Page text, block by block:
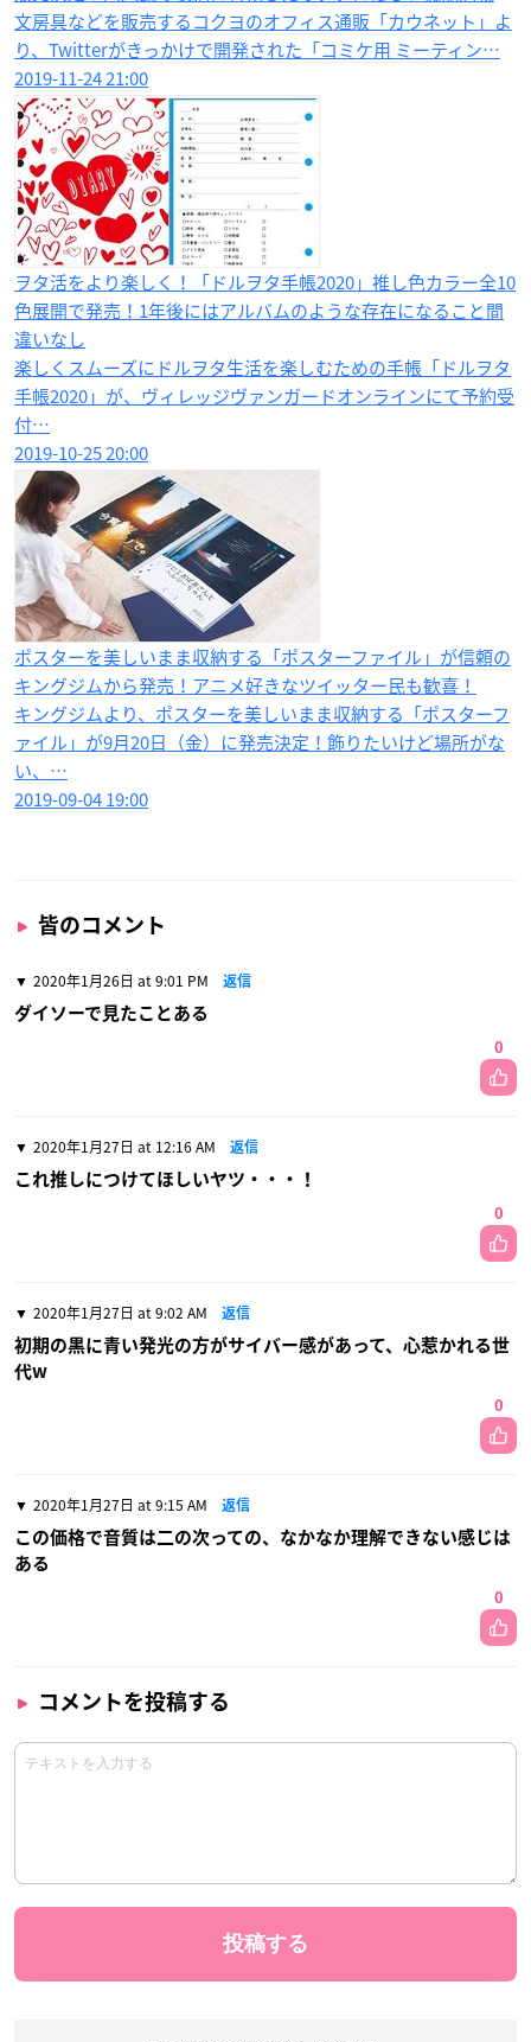
文房具などを販売するコクヨのオフィス通販「カウネット」よ
り、Twitterがきっかけで開発された「コミケ用 ミーティン…
2019-11-24 21:00
ヲタ活をより楽しく！「ドルヲタ手帳2020」推し色カラー全10
色展開で発売！1年後にはアルバムのような存在になること間
違いなし
楽しくスムーズにドルヲタ生活を楽しむための手帳「ドルヲタ
手帳2020」が、ヴィレッジヴァンガードオンラインにて予約受
付…
2019-10-25 20:00
ポスターを美しいまま収納する「ポスターファイル」が信頼の
キングジムから発売！アニメ好きなツイッター民も歓喜！
キングジムより、ポスターを美しいまま収納する「ポスターフ
ァイル」が9月20日（金）に発売決定！飾りたいけど場所がな
い、…
2019-09-04 19:00
皆のコメント
2020年1月26日 at 9:01 PM 返信
ダイソーで見たことある
0
2020年1月27日 at 12:16 AM 返信
これ推しにつけてほしいヤツ・・・！
0
2020年1月27日 at 9:02 AM 返信
初期の黒に青い発光の方がサイバー感があって、心惹かれる世
代w
0
2020年1月27日 at 9:15 AM 返信
この価格で音質は二の次っての、なかなか理解できない感じは
ある
0
コメントを投稿する